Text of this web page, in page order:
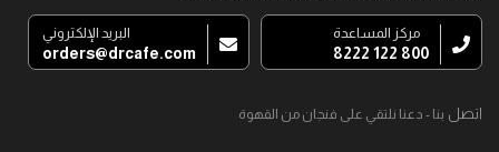
مركز المساعدة
800 122 8222
البريد الإلكتروني
orders@drcafe.com
اتصل بنا - دعنا نلتقي على فنجان من القهوة